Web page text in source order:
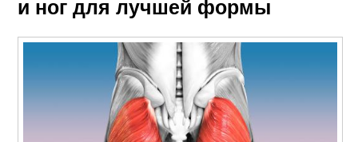
и ног для лучшей формы